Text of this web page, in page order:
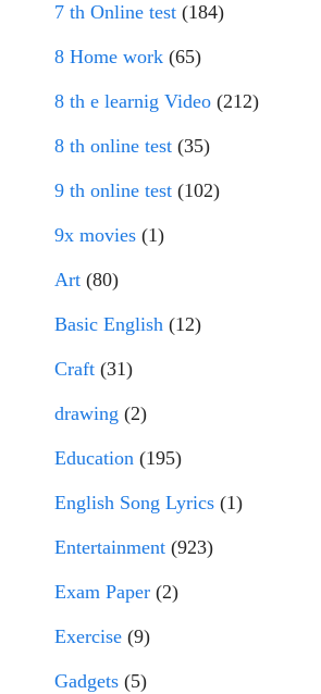
7 th Online test (184)
8 Home work (65)
8 th e learnig Video (212)
8 th online test (35)
9 th online test (102)
9x movies (1)
Art (80)
Basic English (12)
Craft (31)
drawing (2)
Education (195)
English Song Lyrics (1)
Entertainment (923)
Exam Paper (2)
Exercise (9)
Gadgets (5)